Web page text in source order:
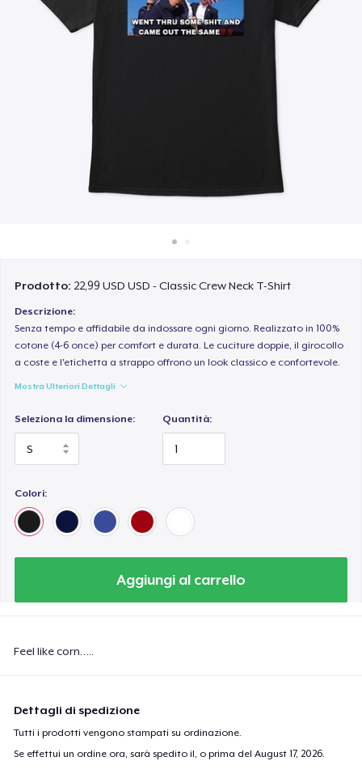
Vendi ovunque
Prodotto: 22,99 USD USD - Classic Crew Neck T-Shirt
Descrizione:
Senza tempo e affidabile da indossare ogni giorno. Realizzato in 100%
cotone (4-6 once) per comfort e durata. Le cuciture doppie, il girocollo
a coste e l'etichetta a strappo offrono un look classico e confortevole.
Mostra Ulteriori Dettagli
Seleziona la dimensione: Quantità:
Colori:
Aggiungi al carrello
Feel like corn…..
Dettagli di spedizione
Tutti i prodotti vengono stampati su ordinazione.
Se effettui un ordine ora, sarà spedito il, o prima delAugust 17, 2026